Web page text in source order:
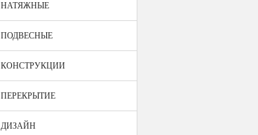
НАТЯЖНЫЕ
ПОДВЕСНЫЕ
КОНСТРУКЦИИ
ПЕРЕКРЫТИЕ
ДИЗАЙН